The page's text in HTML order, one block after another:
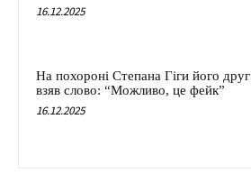
16.12.2025
На похороні Степана Гіги його друг
взяв слово: “Можливо, це фейк”
16.12.2025